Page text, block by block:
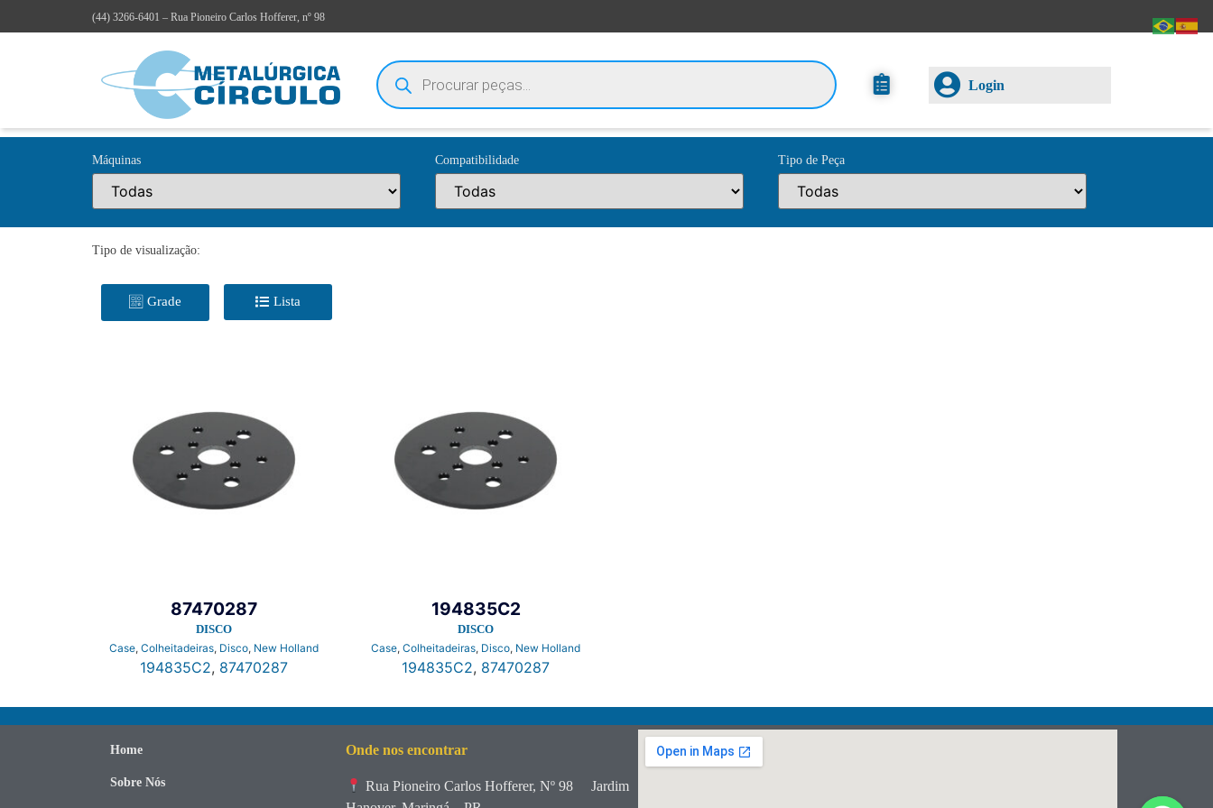
(44) 3266-6401 – Rua Pioneiro Carlos Hofferer, nº 98
Login
Máquinas Compatibilidade Tipo de Peça
Tipo de visualização:
Grade Lista
Case, Colheitadeiras, Disco, New Holland
DISCO
87470287
194835C2, 87470287
Case, Colheitadeiras, Disco, New Holland
DISCO
194835C2
194835C2, 87470287
Home
Sobre Nós
Onde nos encontrar
Rua Pioneiro Carlos Hofferer, Nº 98
Jardim